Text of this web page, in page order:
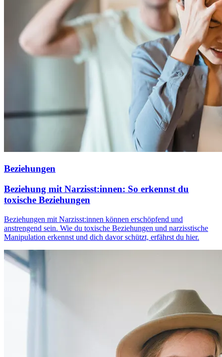
Beziehungen
Beziehung mit Narzisst:innen: So erkennst du
toxische Beziehungen
Beziehungen mit Narzisst:innen können erschöpfend und
anstrengend sein. Wie du toxische Beziehungen und narzisstische
Manipulation erkennst und dich davor schützt, erfährst du hier.